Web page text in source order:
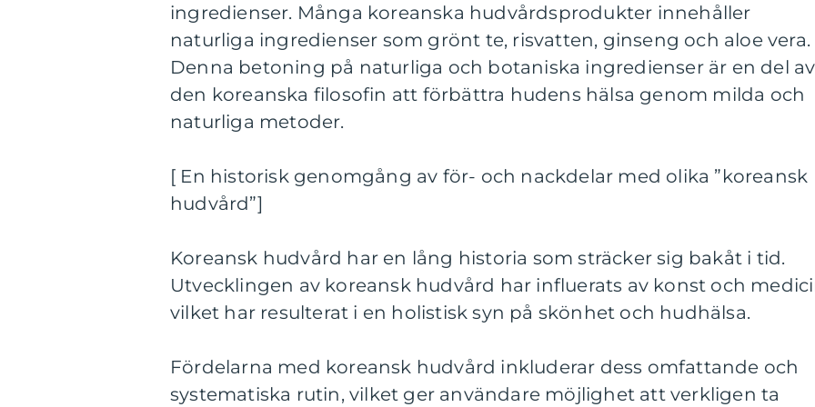
ingredienser. Många koreanska hudvårdsprodukter innehåller
naturliga ingredienser som grönt te, risvatten, ginseng och aloe vera.
Denna betoning på naturliga och botaniska ingredienser är en del av
den koreanska filosofin att förbättra hudens hälsa genom milda och
naturliga metoder.
[ En historisk genomgång av för- och nackdelar med olika ”koreansk
hudvård”]
Koreansk hudvård har en lång historia som sträcker sig bakåt i tid.
Utvecklingen av koreansk hudvård har influerats av konst och
vilket har resulterat i en holistisk syn på skönhet och hudhälsa.
Fördelarna med koreansk hudvård inkluderar dess omfattande och
systematiska rutin, vilket ger användare möjlighet att verkligen ta